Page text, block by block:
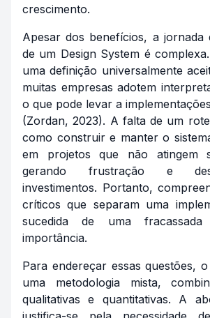
crescimento.
Apesar dos benefícios, a jornada
de um Design System é
uma definição universalmente
muitas empresas adotem
o que pode levar a
(Zordan, 2023). A falta de um
como construir e manter o
em projetos que não atingem
gerando frustração e
investimentos. Portanto,
críticos que separam uma
sucedida de uma
importância.
Para endereçar essas questões,
uma metodologia mista,
qualitativas e quantitativas. A